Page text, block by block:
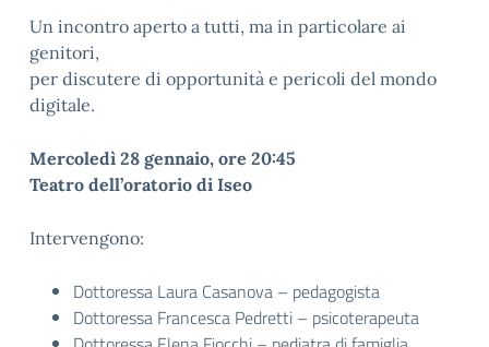
Un incontro aperto a tutti, ma in particolare ai
genitori,
per discutere di opportunità e pericoli del mondo
digitale.
Mercoledì 28 gennaio, ore 20:45
Teatro dell’oratorio di Iseo
Intervengono:
Dottoressa Laura Casanova – pedagogista
Dottoressa Francesca Pedretti – psicoterapeuta